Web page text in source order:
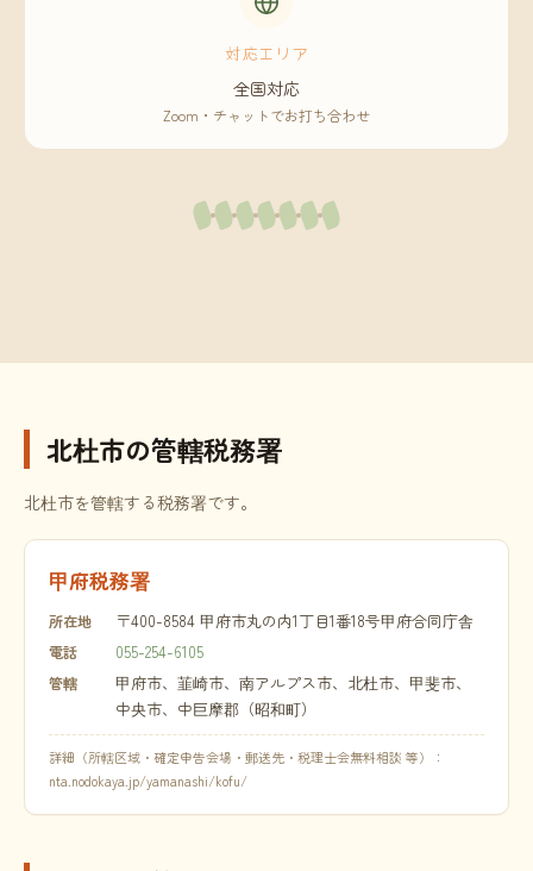
対応エリア
全国対応
Zoom・チャットでお打ち合わせ
北杜市の管轄税務署
北杜市を管轄する税務署です。
甲府税務署
所在地 〒400-8584 甲府市丸の内1丁目1番18号甲府合同庁舎
電話 055-254-6105
管轄
甲府市、韮崎市、南アルプス市、北杜市、甲斐市、
中央市、中巨摩郡（昭和町）
詳細（所轄区域・確定申告会場・郵送先・税理士会無料相談 等）：
nta.nodokaya.jp/yamanashi/kofu/